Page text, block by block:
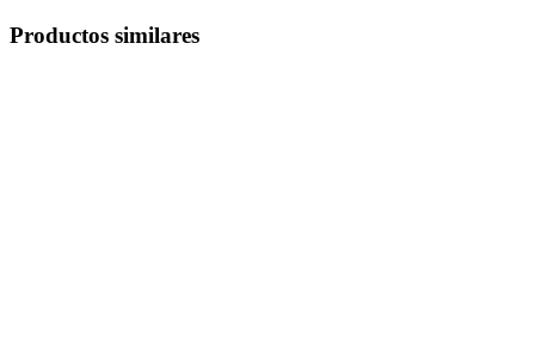
Productos similares